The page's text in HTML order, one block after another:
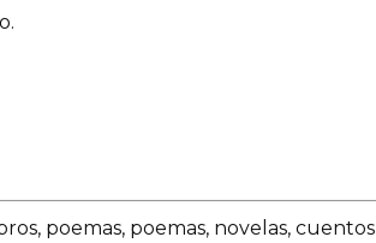
poemas, poemas, novelas, cuentos